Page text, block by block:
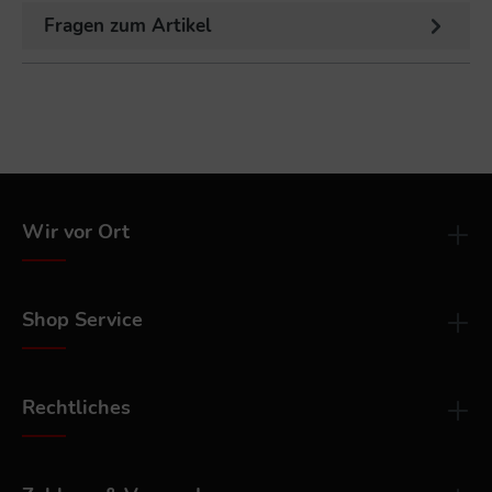
Fragen zum Artikel
Wir vor Ort
Shop Service
Rechtliches